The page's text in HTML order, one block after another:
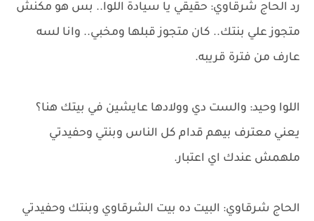
رد الحاج شرقاوي: حقيقي يا سيادة اللوا.. بس هو مكنش
متجوز علي بنتك.. كان متجوز قبلها ومخبي.. وانا لسه
عارف من فترة قريبه.
اللوا وحيد: والست دي وولادها عايشين في بيتك هنا؟
يعني معترف بيهم قدام كل الناس وبنتي وحفيدتي
ملهمش عندك اي اعتبار.
الحاج شرقاوي: البيت ده بيت الشرقاوي وبنتك وحفيدتي